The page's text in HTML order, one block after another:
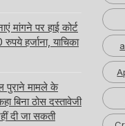
मांगने पर हाई कोर्ट
हर्जाना, याचिका
मामले के
बिना ठोस दस्तावेजी
दी जा सकती